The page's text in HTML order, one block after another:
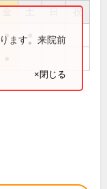
祝
●ます。来院前
×閉じる